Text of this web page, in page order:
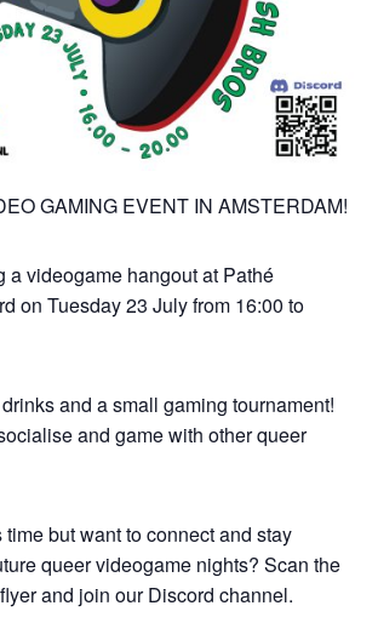
GAMING EVENT IN AMSTERDAM!
a videogame hangout at Pathé
on Tuesday 23 July from 16:00 to
and a small gaming tournament!
and game with other queer
time but want to connect and stay
queer videogame nights? Scan the
and join our Discord channel.